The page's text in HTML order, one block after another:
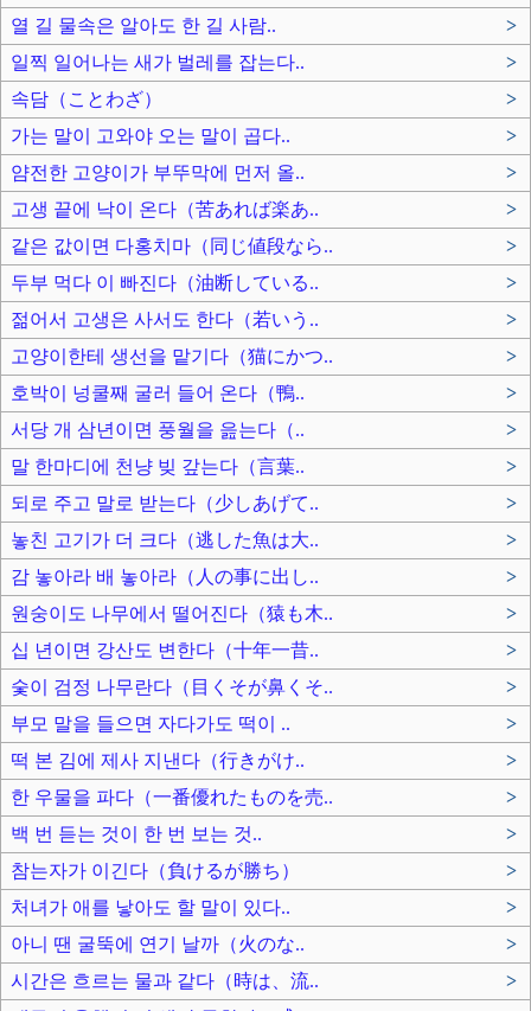
열 길 물속은 알아도 한 길 사람..
>
일찍 일어나는 새가 벌레를 잡는다..
>
속담（ことわざ）
>
가는 말이 고와야 오는 말이 곱다..
>
얌전한 고양이가 부뚜막에 먼저 올..
>
고생 끝에 낙이 온다（苦あれば楽あ..
>
같은 값이면 다홍치마（同じ値段なら..
>
두부 먹다 이 빠진다（油断している..
>
젊어서 고생은 사서도 한다（若いう..
>
고양이한테 생선을 맡기다（猫にかつ..
>
호박이 넝쿨째 굴러 들어 온다（鴨..
>
서당 개 삼년이면 풍월을 읊는다（..
>
말 한마디에 천냥 빚 갚는다（言葉..
>
되로 주고 말로 받는다（少しあげて..
>
놓친 고기가 더 크다（逃した魚は大..
>
감 놓아라 배 놓아라（人の事に出し..
>
원숭이도 나무에서 떨어진다（猿も木..
>
십 년이면 강산도 변한다（十年一昔..
>
숯이 검정 나무란다（目くそが鼻くそ..
>
부모 말을 들으면 자다가도 떡이 ..
>
떡 본 김에 제사 지낸다（行きがけ..
>
한 우물을 파다（一番優れたものを売..
>
백 번 듣는 것이 한 번 보는 것..
>
참는자가 이긴다（負けるが勝ち）
>
처녀가 애를 낳아도 할 말이 있다..
>
아니 땐 굴뚝에 연기 날까（火のな..
>
시간은 흐르는 물과 같다（時は、流..
>